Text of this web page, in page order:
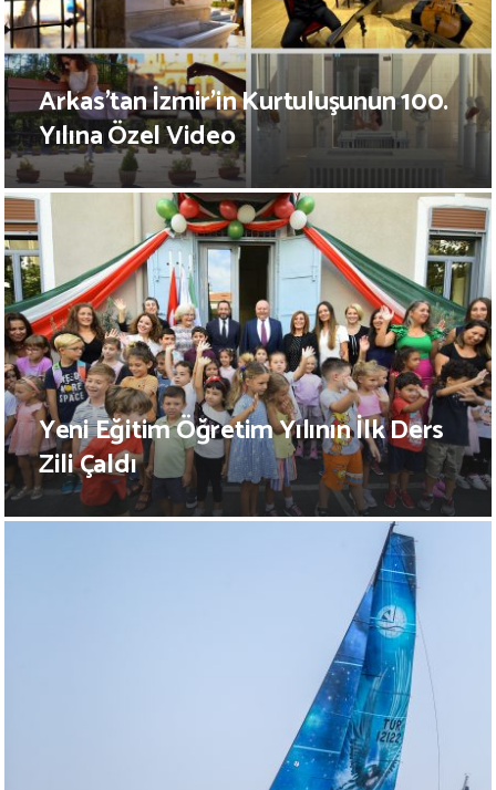
Arkas’tan İzmir’in Kurtuluşunun 100.
Yılına Özel Video
Yeni Eğitim Öğretim Yılının İlk Ders
Zili Çaldı